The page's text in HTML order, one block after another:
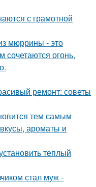
с грамотной
мюррины - это
сочетаются огонь,
ремонт: советы
тем самым
ароматы и
теплый
стал муж -